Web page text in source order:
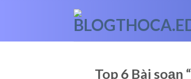
Top 6 Bài soạn